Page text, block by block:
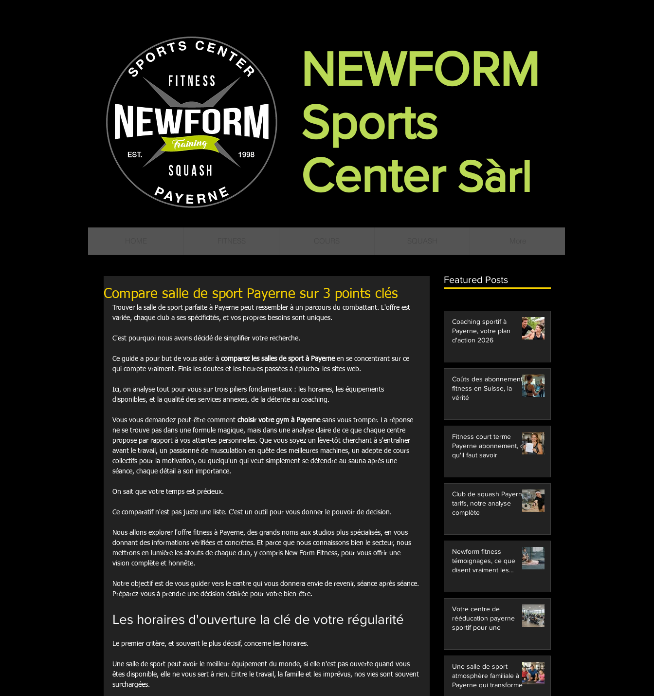
NEWFORM
Sports
CenterSàrl
Compare salle de sport Payerne sur 3 points clés
Trouver la salle de sport parfaite à Payerne peut ressembler à un parcours du combattant. L'offre est
variée, chaque club a ses spécificités, et vos propres besoins sont uniques.
C'est pourquoi nous avons décidé de simplifier votre recherche.
Ce guide a pour but de vous aider à comparez les salles de sport à Payerne en se concentrant sur ce
qui compte vraiment. Finis les doutes et les heures passées à éplucher les sites web.
Ici, on analyse tout pour vous sur trois piliers fondamentaux : les horaires, les équipements
disponibles, et la qualité des services annexes, de la détente au coaching.
Vous vous demandez peut-être comment choisir votre gym à Payerne sans vous tromper. La réponse
ne se trouve pas dans une formule magique, mais dans une analyse claire de ce que chaque centre
propose par rapport à vos attentes personnelles. Que vous soyez un lève-tôt cherchant à s'entraîner
avant le travail, un passionné de musculation en quête des meilleures machines, un adepte de cours
collectifs pour la motivation, ou quelqu'un qui veut simplement se détendre au sauna après une
séance, chaque détail a son importance.
On sait que votre temps est précieux.
Ce comparatif n'est pas juste une liste. C'est un outil pour vous donner le pouvoir de decision.
Nous allons explorer l'offre fitness à Payerne, des grands noms aux studios plus spécialisés, en vous
donnant des informations vérifiées et concrètes. Et parce que nous connaissons bien le secteur, nous
mettrons en lumière les atouts de chaque club, y compris New Form Fitness, pour vous offrir une
vision complète et honnête.
Notre objectif est de vous guider vers le centre qui vous donnera envie de revenir, séance après séance.
Préparez-vous à prendre une décision éclairée pour votre bien-être.
Les horaires d'ouverture la clé de votre régularité
Le premier critère, et souvent le plus décisif, concerne les horaires.
Une salle de sport peut avoir le meilleur équipement du monde, si elle n'est pas ouverte quand vous
êtes disponible, elle ne vous sert à rien. Entre le travail, la famille et les imprévus, nos vies sont souvent
surchargées.
Featured Posts
Coaching sportif à
Payerne, votre plan
d'action 2026
Coûts des abonnements
fitness en Suisse, la
vérité
Fitness court terme
Payerne abonnement, ce
qu'il faut savoir
Club de squash Payerne
tarifs, notre analyse
complète
Newform fitness
témoignages, ce que
disent vraiment les
Votre centre de
rééducation payerne
sportif pour une
Une salle de sport
atmosphère familiale à
Payerne qui transforme